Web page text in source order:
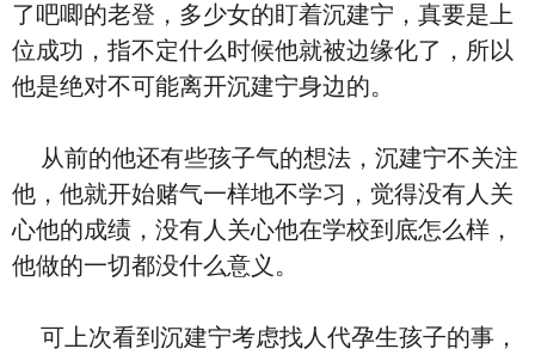
了吧唧的老登，多少女的盯着沉建宁，真要是上
位成功，指不定什么时候他就被边缘化了，所以
他是绝对不可能离开沉建宁身边的。
从前的他还有些孩子气的想法，沉建宁不关注
他，他就开始赌气一样地不学习，觉得没有人关
心他的成绩，没有人关心他在学校到底怎么样，
他做的一切都没什么意义。
可上次看到沉建宁考虑找人代孕生孩子的事，